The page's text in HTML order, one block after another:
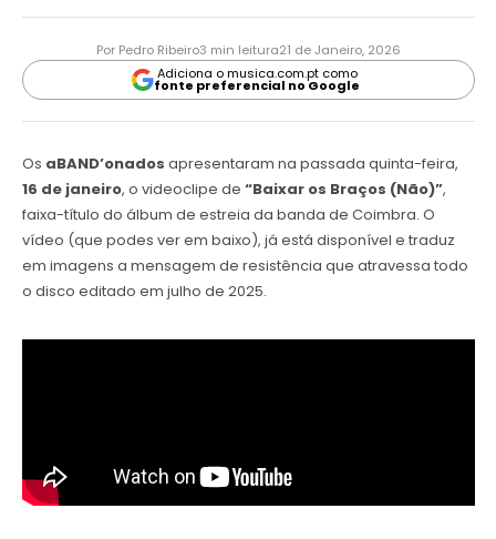
Por Pedro Ribeiro3 min leitura21 de Janeiro, 2026
Adiciona o musica.com.pt como
fonte preferencial no Google
Os aBAND’onados apresentaram na passada quinta-feira,
16 de janeiro, o videoclipe de “Baixar os Braços (Não)”,
faixa-título do álbum de estreia da banda de Coimbra. O
vídeo (que podes ver em baixo), já está disponível e traduz
em imagens a mensagem de resistência que atravessa todo
o disco editado em julho de 2025.